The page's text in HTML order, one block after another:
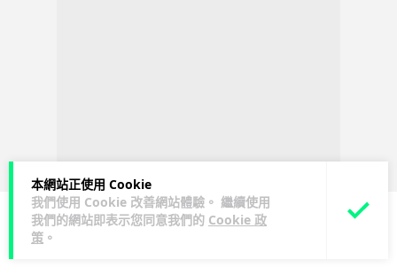
本網站正使用 Cookie
我們使用 Cookie 改善網站體驗。 繼續使用
我們的網站即表示您同意我們的 Cookie 政
策 。
科技娛樂